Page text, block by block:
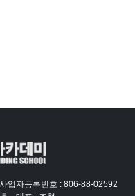
사업자등록번호 : 806-88-02592